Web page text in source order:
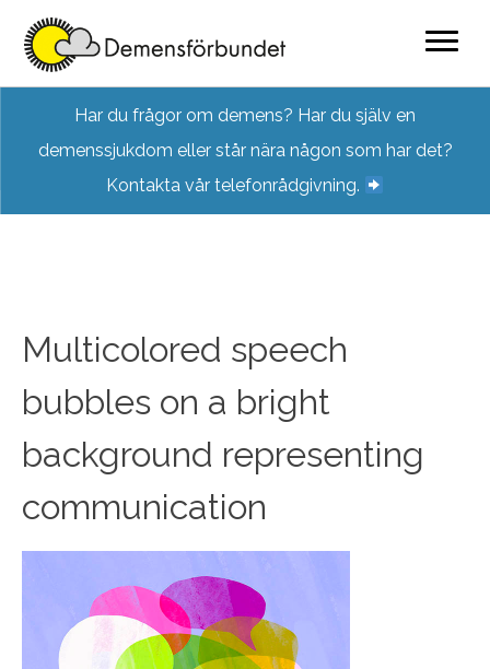
content
Har du frågor om demens? Har du själv en
demenssjukdom eller står nära någon som har det?
Kontakta vår telefonrådgivning.
Multicolored speech
bubbles on a bright
background representing
communication